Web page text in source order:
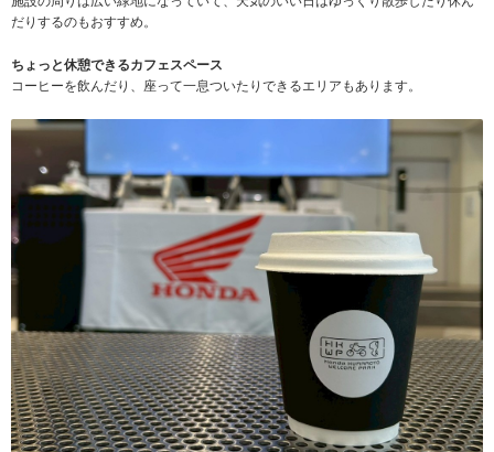
だりするのもおすすめ。
ちょっと休憩できるカフェスペース
コーヒーを飲んだり、座って一息ついたりできるエリアもあります。